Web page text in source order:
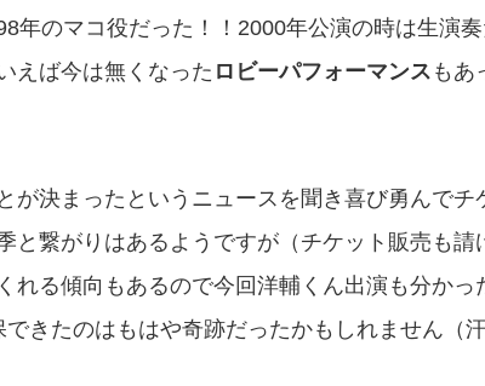
年のマコ役だった！！2000年公演の時は生演
えば今は無くなった ロビーパフォーマンス もあ
が決まったというニュースを聞き喜び勇んでチ
と繋がりはあるようですが（チケット販売も請
れる傾向もあるので今回洋輔くん出演も分かっ
きたのはもはや奇跡だったかもしれません（汗